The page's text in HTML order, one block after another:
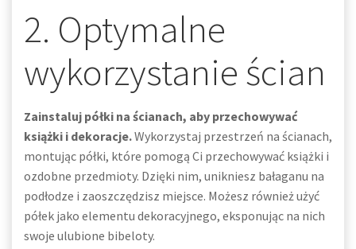
2. Optymalne
wykorzystanie ścian
Zainstaluj półki na ścianach, aby przechowywać
książki i dekoracje.Wykorzystaj przestrzeń na ścianach,
montując półki, które pomogą Ci przechowywać książki i
ozdobne przedmioty. Dzięki nim, unikniesz bałaganu na
podłodze i zaoszczędzisz miejsce. Możesz również użyć
półek jako elementu dekoracyjnego, eksponując na nich
swoje ulubione bibeloty.